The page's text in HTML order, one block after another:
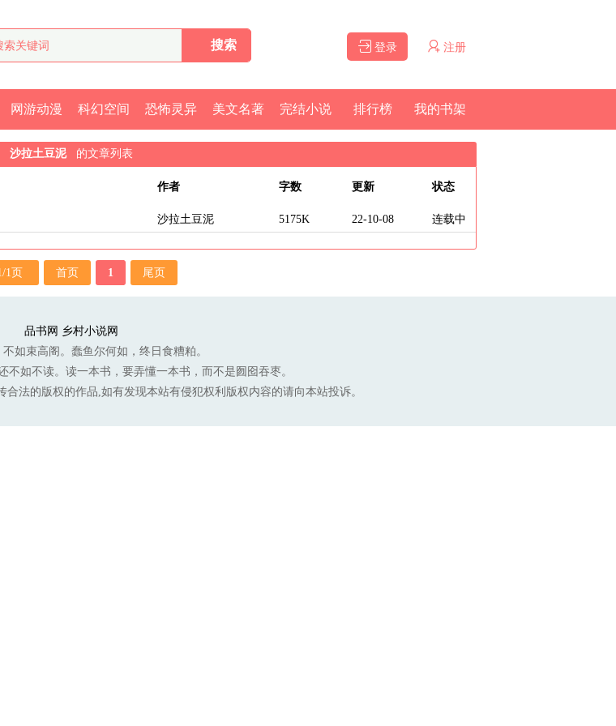
登录 注册
网游动漫 科幻空间 恐怖灵异 美文名著 完结小说 排行榜 我的书架
沙拉土豆泥的文章列表
作者 字数 更新 状态
沙拉土豆泥 5175K 22-10-08 连载中
1页 首页 1 尾页
品书网 乡村小说网
如束高阁。蠢鱼尔何如，终日食糟粕。
不如不读。读一本书，要弄懂一本书，而不是囫囵吞枣。
法的版权的作品,如有发现本站有侵犯权利版权内容的请向本站投诉。